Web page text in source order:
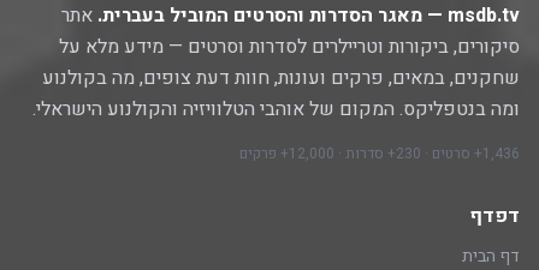
msdb.tv — מאגר הסדרות והסרטים המוביל בעברית.
אתר
סיקורים, ביקורות וטריילרים לסדרות וסרטים — מידע מלא על
שחקנים, במאים, פרקים ועונות, חוות דעת צופים, מה בקולנוע
ומה בנטפליקס. המקום של אוהבי הטלוויזיה והקולנוע הישראלי.
1,436+ סרטים · 230+ סדרות · 12,000+ פרקים
דפדף
דף הבית